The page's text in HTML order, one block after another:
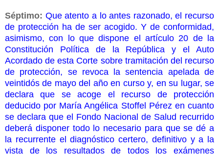
Séptimo: Que atento a lo antes razonado, el recurso
de protección ha de ser acogido. Y de conformidad,
asimismo, con lo que dispone el artículo 20 de la
Constitución Política de la República y el Auto
Acordado de esta Corte sobre tramitación del recurso
de protección, se revoca la sentencia apelada de
veintidós de mayo del año en curso y, en su lugar, se
declara que se acoge el recurso de protección
deducido por María Angélica Stoffel Pérez en cuanto
se declara que el Fondo Nacional de Salud recurrido
deberá disponer todo lo necesario para que se dé a
la recurrente el diagnóstico certero, definitivo y a la
vista de los resultados de todos los exámenes